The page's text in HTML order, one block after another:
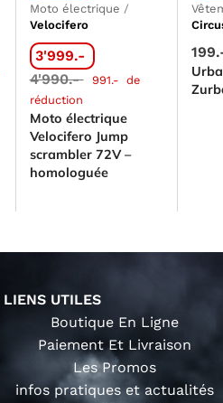
Moto électrique /
Velocifero
3'999.-
4'990.-
991.- de
réduction
Moto électrique
Velocifero Jump
scrambler 72V –
homologuée
LIENS UTILES
Boutique En Ligne
Paiement Et Livraison
Les Promos
infos pratiques et actualités